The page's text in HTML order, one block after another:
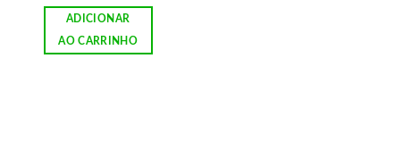
ADICIONAR
AO CARRINHO